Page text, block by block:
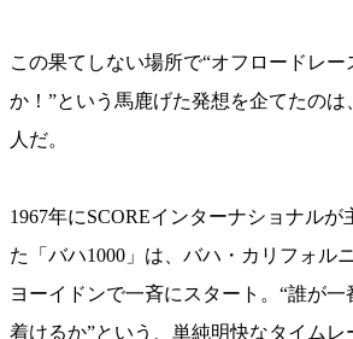
この果てしない場所で“オフロードレ
か！”という馬鹿げた発想を企てたのは
人だ。
1967年にSCOREインターナショナルが
た「バハ1000」は、バハ・カリフォル
ヨーイドンで一斉にスタート。“誰が一
着けるか”という、単純明快なタイムレ